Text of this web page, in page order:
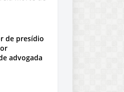
de presídio
advogada